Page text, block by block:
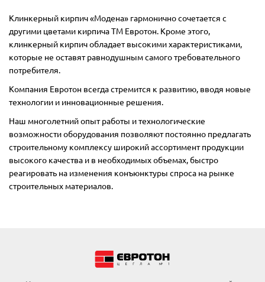
Клинкерный кирпич «Модена» гармонично сочетается с
другими цветами кирпича ТМ Евротон. Кроме этого,
клинкерный кирпич обладает высокими характеристиками,
которые не оставят равнодушным самого требовательного
потребителя.
Компания Евротон всегда стремится к развитию, вводя новые
технологии и инновационные решения.
Наш многолетний опыт работы и технологические
возможности оборудования позволяют постоянно предлагать
строительному комплексу широкий ассортимент продукции
высокого качества и в необходимых объемах, быстро
реагировать на изменения конъюнктуры спроса на рынке
строительных материалов.